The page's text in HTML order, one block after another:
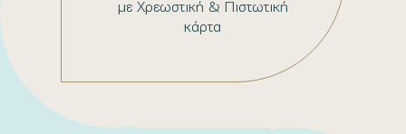
με Χρεωστική & Πιστωτική
κάρτα